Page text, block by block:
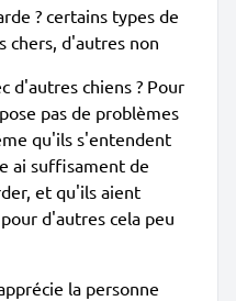
? certains types de
chers, d'autres non
d'autres chiens ? Pour
pas de problèmes
qu'ils s'entendent
ai suffisament de
et qu'ils aient
d'autres cela peu
la personne